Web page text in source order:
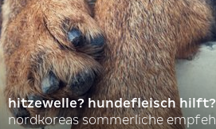
hitzewelle? hundefleisch hilft?